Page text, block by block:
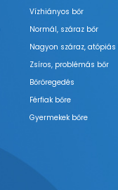
Vízhiányos bőr
Normál, száraz bőr
Nagyon száraz, atópiás
Zsíros, problémás bőr
Bőröregedés
Férfiak bőre
Gyermekek bőre